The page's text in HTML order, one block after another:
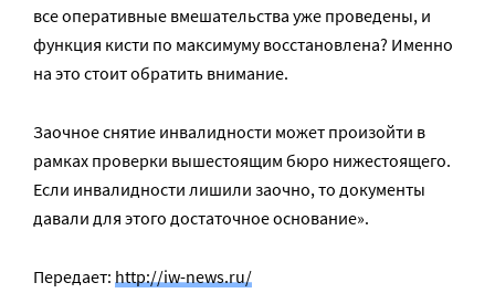
все оперативные вмешательства уже проведены, и
функция кисти по максимуму восстановлена? Именно
на это стоит обратить внимание.
Заочное снятие инвалидности может произойти в
рамках проверки вышестоящим бюро нижестоящего.
Если инвалидности лишили заочно, то документы
давали для этого достаточное основание».
Передает: http://iw-news.ru/